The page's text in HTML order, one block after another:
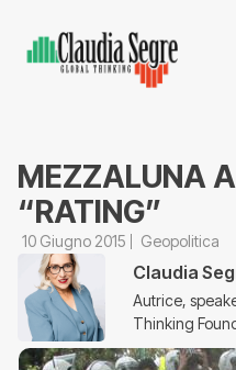
MEZZALUNA
“RATING”
10 Giugno 2015 Geopolitica
Claudia
Autrice,
Thinking